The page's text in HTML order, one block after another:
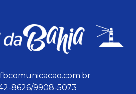
8626/9908-5073